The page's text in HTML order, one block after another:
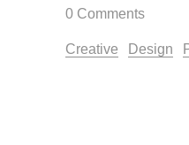
0 Comments
Creative Design